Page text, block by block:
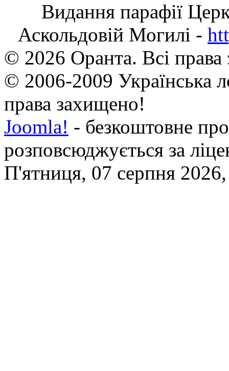
Видання парафії
Аскольдовій Могилі -
© 2026 Оранта. Всі
© 2006-2009 Українська
права захищено!
Joomla! - безкоштовне
розповсюджується за
П'ятниця, 07 серпня